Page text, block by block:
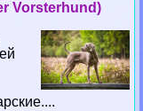
Vorsterhund)